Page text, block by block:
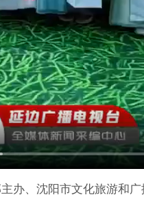
办、沈阳市文化旅游和